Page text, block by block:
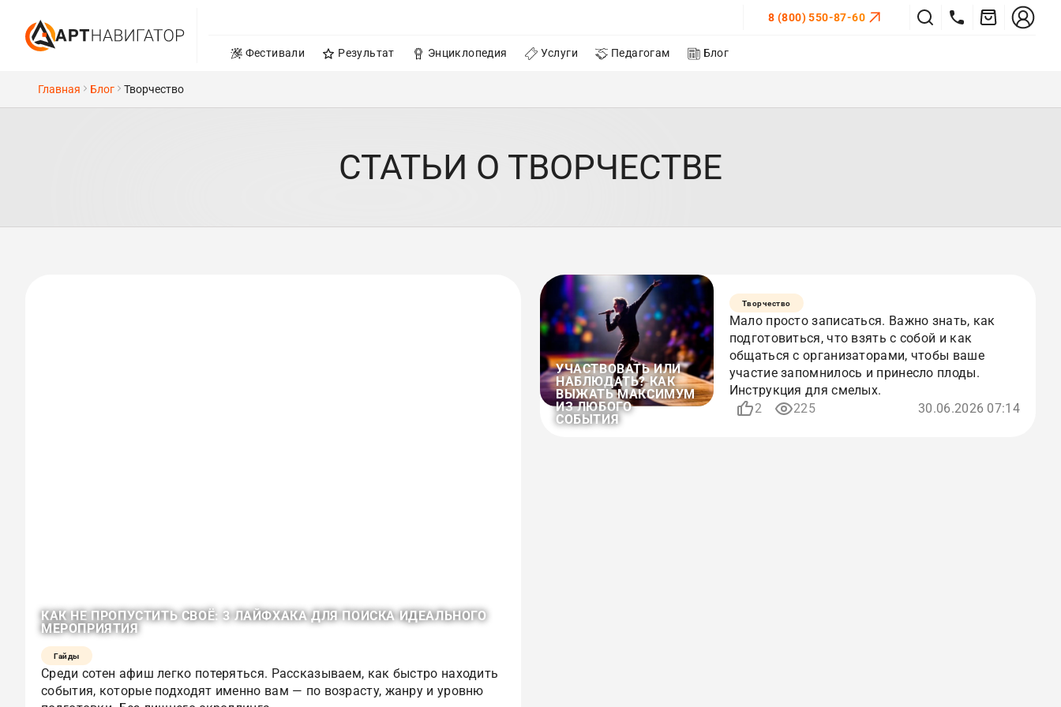
8 (800) 550-87-60
Фестивали Результат Энциклопедия Услуги Педагогам Блог
Главная Блог Творчество
СТАТЬИ О ТВОРЧЕСТВЕ
КАК НЕ ПРОПУСТИТЬ СВОЁ: 3 ЛАЙФХАКА ДЛЯ ПОИСКА ИДЕАЛЬНОГО
МЕРОПРИЯТИЯ
Гайды
Среди сотен афиш легко потеряться. Рассказываем, как быстро находить
события, которые подходят именно вам — по возрасту, жанру и уровню
УЧАСТВОВАТЬ ИЛИ
НАБЛЮДАТЬ? КАК
ВЫЖАТЬ МАКСИМУМ
ИЗ ЛЮБОГО
СОБЫТИЯ
Творчество
Мало просто записаться. Важно знать, как
подготовиться, что взять с собой и как
общаться с организаторами, чтобы ваше
участие запомнилось и принесло плоды.
Инструкция для смелых.
2
225 30.06.2026 07:14